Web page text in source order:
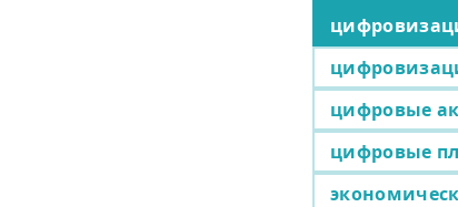
цифровые
цифровые